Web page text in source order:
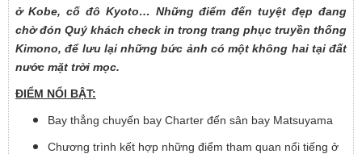
ở Kobe, cố đô Kyoto… Những điểm đến tuyệt đẹp đang
chờ đón Quý khách check in trong trang phục truyền thống
Kimono, để lưu lại những bức ảnh có một không hai tại đất
nước mặt trời mọc.
ĐIỂM NỔI BẬT:
Bay thẳng chuyến bay Charter đến sân bay Matsuyama
Chương trình kết hợp những điểm tham quan nổi tiếng ở